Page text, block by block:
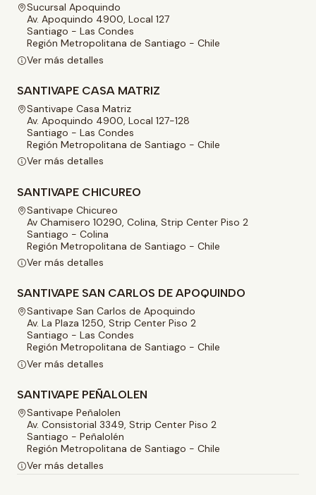
Sucursal Apoquindo
Av. Apoquindo 4900, Local 127
Santiago - Las Condes
Región Metropolitana de Santiago - Chile
Ver más detalles
SANTIVAPE CASA MATRIZ
Santivape Casa Matriz
Av. Apoquindo 4900, Local 127-128
Santiago - Las Condes
Región Metropolitana de Santiago - Chile
Ver más detalles
SANTIVAPE CHICUREO
Santivape Chicureo
Av Chamisero 10290, Colina, Strip Center Piso 2
Santiago - Colina
Región Metropolitana de Santiago - Chile
Ver más detalles
SANTIVAPE SAN CARLOS DE APOQUINDO
Santivape San Carlos de Apoquindo
Av. La Plaza 1250, Strip Center Piso 2
Santiago - Las Condes
Región Metropolitana de Santiago - Chile
Ver más detalles
SANTIVAPE PEÑALOLEN
Santivape Peñalolen
Av. Consistorial 3349, Strip Center Piso 2
Santiago - Peñalolén
Región Metropolitana de Santiago - Chile
Ver más detalles